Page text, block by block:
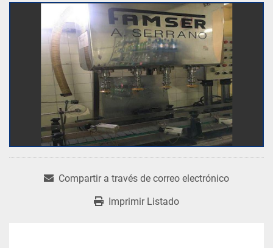
Compartir a través de correo electrónico
Imprimir Listado